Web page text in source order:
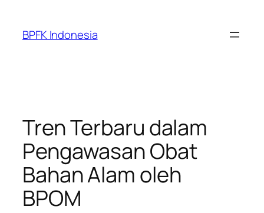
content
BPFK Indonesia
Tren Terbaru dalam
Pengawasan Obat
Bahan Alam oleh
BPOM